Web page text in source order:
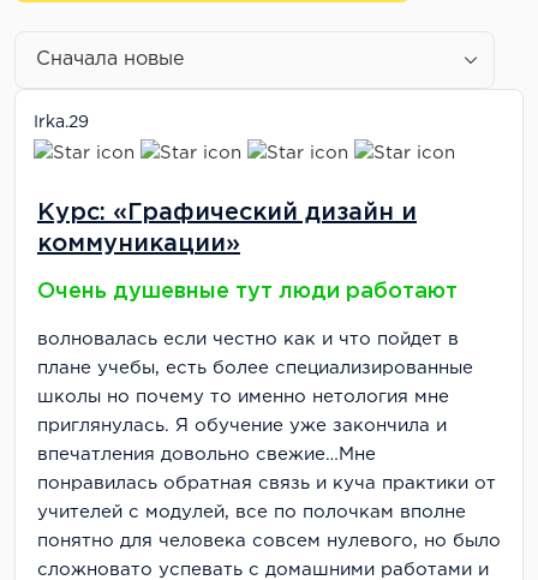
Irka.29
Курс: «Графический дизайн и
коммуникации»
Очень душевные тут люди работают
волновалась если честно как и что пойдет в
плане учебы, есть более специализированные
школы но почему то именно нетология мне
приглянулась. Я обучение уже закончила и
впечатления довольно свежие…Мне
понравилась обратная связь и куча практики от
учителей с модулей, все по полочкам вполне
понятно для человека совсем нулевого, но было
сложновато успевать с домашними работами и